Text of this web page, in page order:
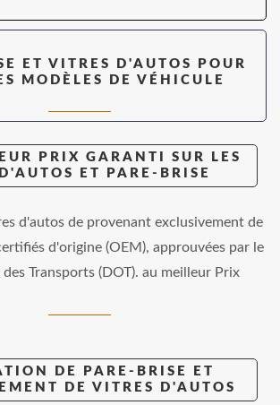
ET VITRES D'AUTOS POUR
MODÈLES DE VÉHICULE
PRIX GARANTI SUR LES
ET PARE-BRISE
d'autos de provenant exclusivement de
d'origine (OEM), approuvées par le
Transports (DOT). au meilleur Prix
DE PARE-BRISE ET
DE VITRES D'AUTOS